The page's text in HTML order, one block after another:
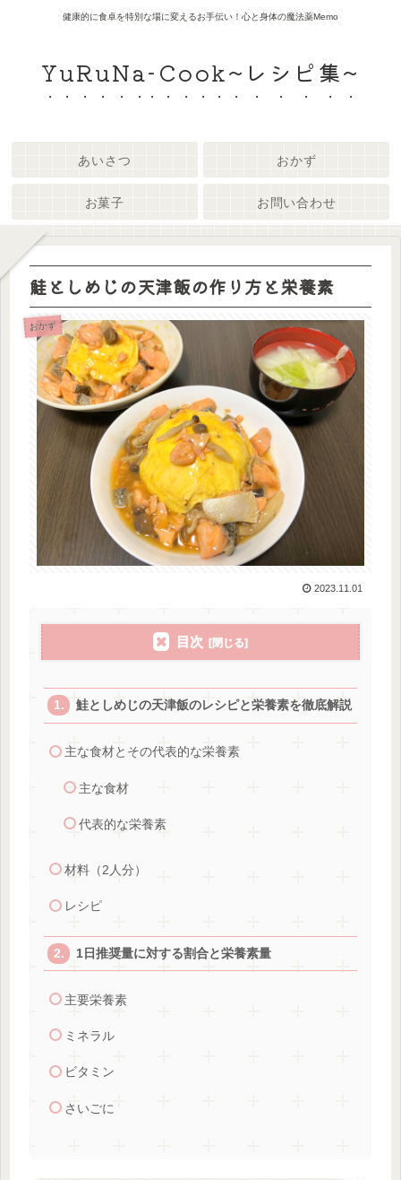
健康的に食卓を特別な場に変えるお手伝い！心と身体の魔法薬Memo
YuRuNa-Cook~レシピ集~
あいさつ おかず
お菓子 お問い合わせ
鮭としめじの天津飯の作り方と栄養素
おかず
2023.11.01
目次
鮭としめじの天津飯のレシピと栄養素を徹底解説
主な食材とその代表的な栄養素
主な食材
代表的な栄養素
材料（2人分）
レシピ
1日推奨量に対する割合と栄養素量
主要栄養素
ミネラル
ビタミン
さいごに